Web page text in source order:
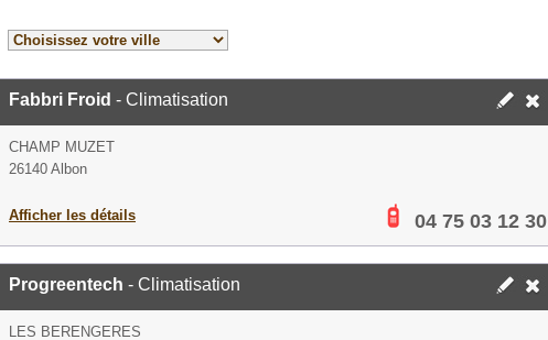
Fabbri Froid - Climatisation
CHAMP MUZET
26140 Albon
Afficher les détails 04 75 03 12 30
Progreentech - Climatisation
LES BERENGERES